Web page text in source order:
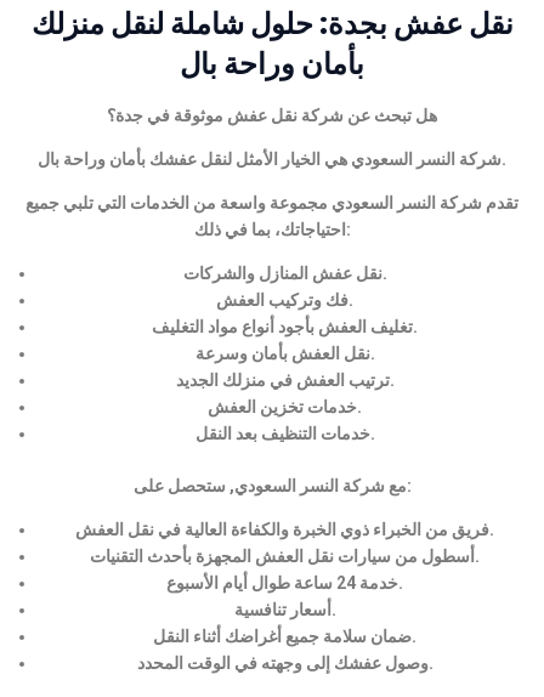
نقل عفش بجدة: حلول شاملة لنقل منزلك
بأمان وراحة بال
هل تبحث عن شركة نقل عفش موثوقة في جدة؟
شركة النسر السعودي هي الخيار الأمثل لنقل عفشك بأمان وراحة بال.
تقدم شركة النسر السعودي مجموعة واسعة من الخدمات التي تلبي جميع
احتياجاتك، بما في ذلك:
نقل عفش المنازل والشركات.
فك وتركيب العفش.
تغليف العفش بأجود أنواع مواد التغليف.
نقل العفش بأمان وسرعة.
ترتيب العفش في منزلك الجديد.
خدمات تخزين العفش.
خدمات التنظيف بعد النقل.
مع شركة النسر السعودي, ستحصل على:
فريق من الخبراء ذوي الخبرة والكفاءة العالية في نقل العفش.
أسطول من سيارات نقل العفش المجهزة بأحدث التقنيات.
خدمة 24 ساعة طوال أيام الأسبوع.
أسعار تنافسية.
ضمان سلامة جميع أغراضك أثناء النقل.
وصول عفشك إلى وجهته في الوقت المحدد.